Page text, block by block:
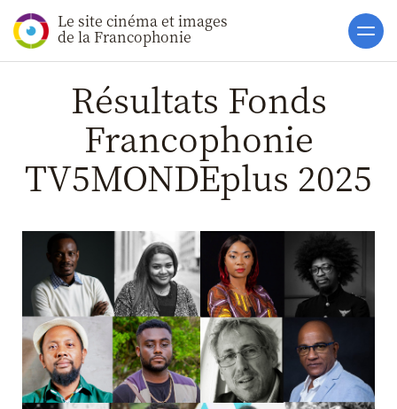
Le site cinéma et images
de la Francophonie Accueil
Actualités
Toutes les actualités
Gros Plans
La vie des films
La vie du secteur
Soutiens
Catalogue
Clap ACP
Boites à
Accès pro
Résultats Fonds
Francophonie
TV5MONDEplus 2025